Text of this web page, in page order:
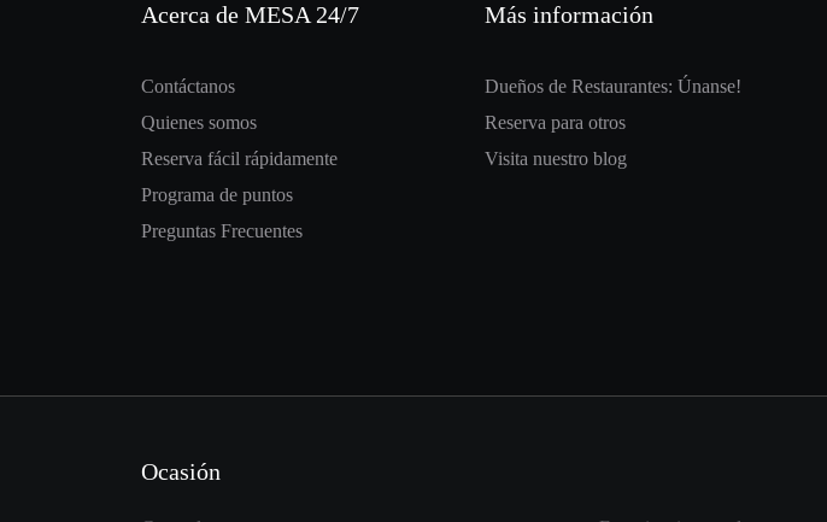
Acerca de MESA 24/7
Contáctanos
Quienes somos
Reserva fácil rápidamente
Programa de puntos
Preguntas Frecuentes
Más información
Dueños de Restaurantes: Únanse!
Reserva para otros
Visita nuestro blog
Ocasión